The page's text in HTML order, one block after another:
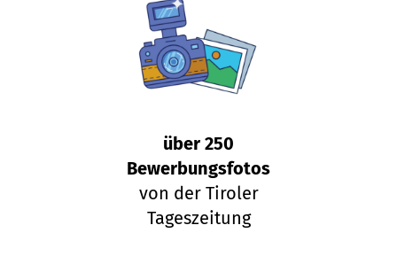
über 250
Bewerbungsfotos
von der Tiroler
Tageszeitung